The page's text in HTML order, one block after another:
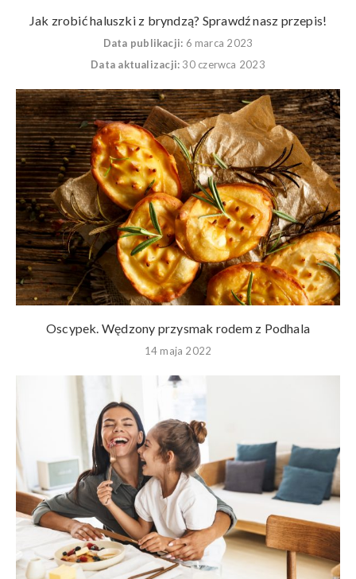
Jak zrobić haluszki z bryndzą? Sprawdź nasz przepis!
Data publikacji: 6 marca 2023
Data aktualizacji: 30 czerwca 2023
Oscypek. Wędzony przysmak rodem z Podhala
14 maja 2022